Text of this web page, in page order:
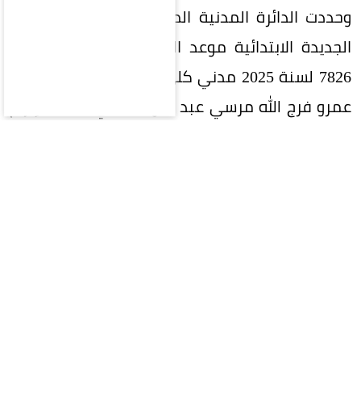
وحددت الدائرة المدنية المختصة بمحكمة القاهرة
الجديدة الابتدائية موعد الجلسة في الدعوى رقم
7826 لسنة 2025 مدني كلي، المقامة من المحامي
عمرو فرج الله مرسي عبد التواب، الذي يطالب بإلزام